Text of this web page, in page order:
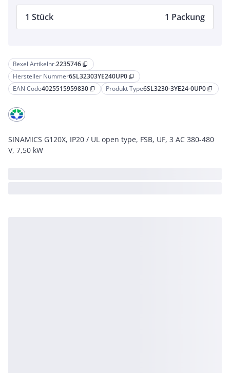
Rexel Artikelnr.2235746 content_copy
Hersteller Nummer6SL32303YE240UP0 content_copy
EAN Code4025515959830 content_copy Produkt Type6SL3230-3YE24-0UP0 content_copy
SINAMICS G120X, IP20 / UL open type, FSB, UF, 3 AC 380-480
V, 7,50 kW
1 Stück 1 Packung